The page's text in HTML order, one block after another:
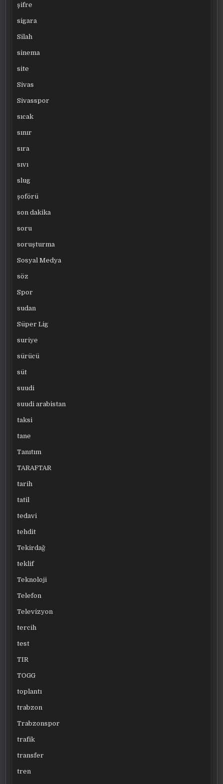
şifre
sigara
Silah
sinema
site
Sivas
Sivasspor
sıcak
sınır
sıra
sıvı
slug
şoförü
son dakika
soru
soruşturma
Sosyal Medya
söz
Spor
sudan
Süper Lig
suriye
sürücü
süt
suudi
suudi arabistan
taksi
tane
Tanıtım
TARAFTAR
tarih
tatil
tedavi
tehdit
Tekirdağ
teklif
Teknoloji
Telefon
Televizyon
tercih
test
TIR
TOGG
toplantı
trabzon
Trabzonspor
trafik
transfer
tren